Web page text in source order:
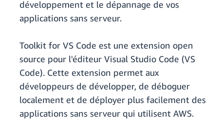
développement et le dépannage de vos
applications sans serveur.
Toolkit for VS Code est une extension open
source pour l'éditeur Visual Studio Code (VS
Code). Cette extension permet aux
développeurs de développer, de déboguer
localement et de déployer plus facilement des
applications sans serveur qui utilisent AWS.